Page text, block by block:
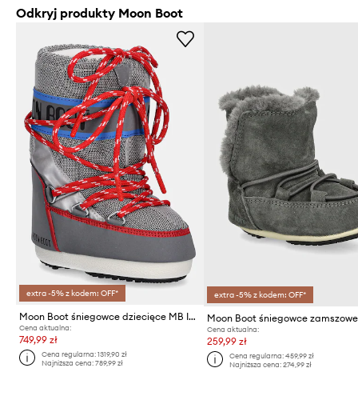
Odkryj produkty Moon Boot
extra -5% z kodem: OFF*
Moon Boot śniegowce dziecięce MB ICON SPACE RACING
Cena aktualna:
749,99 zł
Cena regularna:1319,90 zł
Najniższa cena:789,99 zł
extra -5% z kodem: OFF*
Cena aktualna:
259,99 zł
Cena regularna: 459,99 zł
Najniższa cena: 274,99 zł